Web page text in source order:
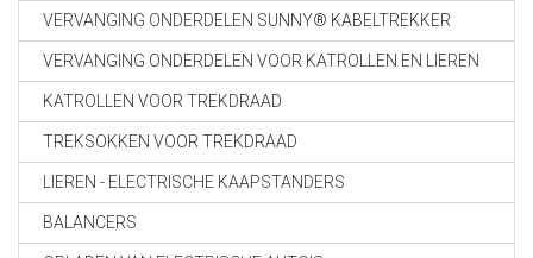
VERVANGING ONDERDELEN SUNNY® KABELTREKKER
VERVANGING ONDERDELEN VOOR KATROLLEN EN LIEREN
KATROLLEN VOOR TREKDRAAD
TREKSOKKEN VOOR TREKDRAAD
LIEREN - ELECTRISCHE KAAPSTANDERS
BALANCERS